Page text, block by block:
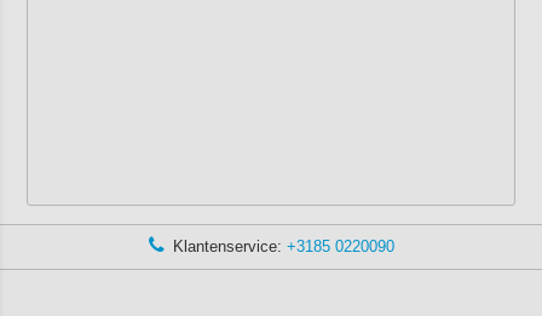
Klantenservice: +3185 0220090